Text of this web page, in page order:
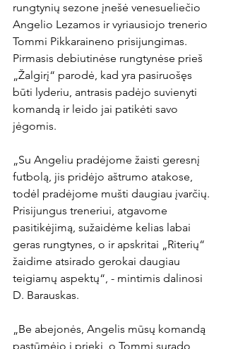
rungtynių sezone įnešė venesueliečio
Angelio Lezamos ir vyriausiojo trenerio
Tommi Pikkaraineno prisijungimas.
Pirmasis debiutinėse rungtynėse prieš
„Žalgirį“ parodė, kad yra pasiruošęs
būti lyderiu, antrasis padėjo suvienyti
komandą ir leido jai patikėti savo
jėgomis.
„Su Angeliu pradėjome žaisti geresnį
futbolą, jis pridėjo aštrumo atakose,
todėl pradėjome mušti daugiau įvarčių.
Prisijungus treneriui, atgavome
pasitikėjimą, sužaidėme kelias labai
geras rungtynes, o ir apskritai „Riterių“
žaidime atsirado gerokai daugiau
teigiamų aspektų“, - mintimis dalinosi
D. Barauskas.
„Be abejonės, Angelis mūsų komandą
pastūmėjo į priekį, o Tommi surado